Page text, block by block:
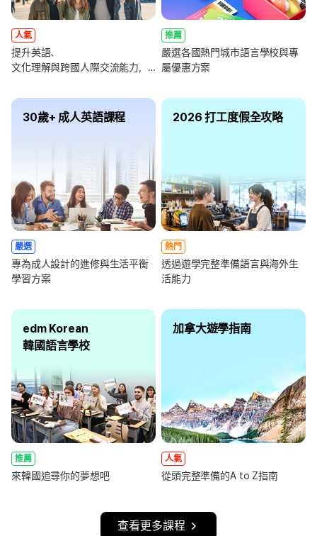
人氣
提升英語、
文化理解與跨國人際交流能力，
推薦
嚴選各國熱門城市語言學校與專
屬優惠方案
30歲+ 成人英語課程
嚴選
專為成人設計的進修與生活平衡
學習方案
2026 打工度假全攻略
熱門
透過遊學完整準備語言與海外生
活能力
edm Korean
韓國語言學校
推薦
來韓國追尋你的夢想吧
加拿大遊學指南
人氣
從頭完整準備的A to Z指南
查看更多課程